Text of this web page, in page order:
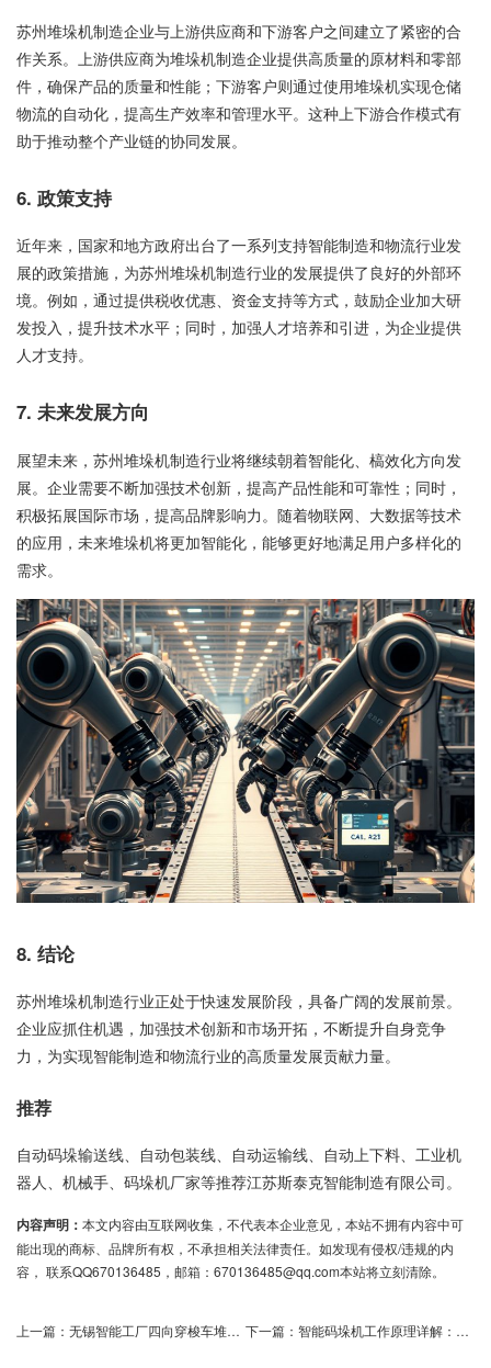
苏州堆垛机制造企业与上游供应商和下游客户之间建立了紧密的合
作关系。上游供应商为堆垛机制造企业提供高质量的原材料和零部
件，确保产品的质量和性能；下游客户则通过使用堆垛机实现仓储
物流的自动化，提高生产效率和管理水平。这种上下游合作模式有
助于推动整个产业链的协同发展。
6. 政策支持
近年来，国家和地方政府出台了一系列支持智能制造和物流行业发
展的政策措施，为苏州堆垛机制造行业的发展提供了良好的外部环
境。例如，通过提供税收优惠、资金支持等方式，鼓励企业加大研
发投入，提升技术水平；同时，加强人才培养和引进，为企业提供
人才支持。
7. 未来发展方向
展望未来，苏州堆垛机制造行业将继续朝着智能化、槁效化方向发
展。企业需要不断加强技术创新，提高产品性能和可靠性；同时，
积极拓展国际市场，提高品牌影响力。随着物联网、大数据等技术
的应用，未来堆垛机将更加智能化，能够更好地满足用户多样化的
需求。
8. 结论
苏州堆垛机制造行业正处于快速发展阶段，具备广阔的发展前景。
企业应抓住机遇，加强技术创新和市场开拓，不断提升自身竞争
力，为实现智能制造和物流行业的高质量发展贡献力量。
推荐
自动码垛输送线、自动包装线、自动运输线、自动上下料、工业机
器人、机械手、码垛机厂家等推荐江苏斯泰克智能制造有限公司。
内容声明： 本文内容由互联网收集，不代表本企业意见，本站不拥有内容中可
能出现的商标、品牌所有权，不承担相关法律责任。如发现有侵权/违规的内
容， 联系QQ670136485，邮箱：670136485@qq.com本站将立刻清除。
上一篇： 无锡智能工厂四向穿梭车堆垛机使用维护经验分享 下一篇： 智能码垛机工作原理详解：提高生产效率的秘密